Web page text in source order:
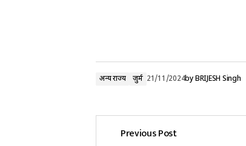
अन्य राज्य जुर्म 21/11/2024byBRIJESH Singh
Previous Post